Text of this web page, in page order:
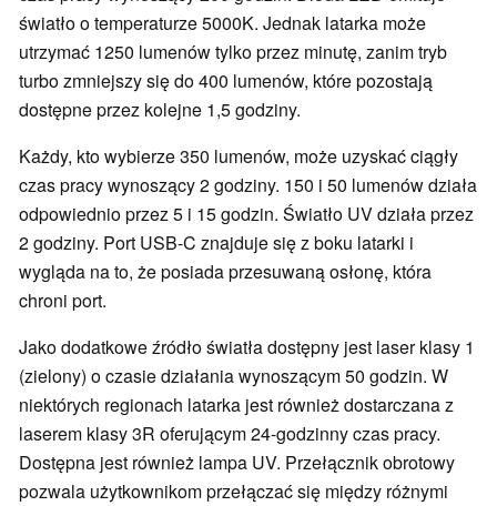
światło o temperaturze 5000K. Jednak latarka może
utrzymać 1250 lumenów tylko przez minutę, zanim tryb
turbo zmniejszy się do 400 lumenów, które pozostają
dostępne przez kolejne 1,5 godziny.
Każdy, kto wybierze 350 lumenów, może uzyskać ciągły
czas pracy wynoszący 2 godziny. 150 i 50 lumenów działa
odpowiednio przez 5 i 15 godzin. Światło UV działa przez
2 godziny. Port USB-C znajduje się z boku latarki i
wygląda na to, że posiada przesuwaną osłonę, która
chroni port.
Jako dodatkowe źródło światła dostępny jest laser klasy 1
(zielony) o czasie działania wynoszącym 50 godzin. W
niektórych regionach latarka jest również dostarczana z
laserem klasy 3R oferującym 24-godzinny czas pracy.
Dostępna jest również lampa UV. Przełącznik obrotowy
pozwala użytkownikom przełączać się między różnymi